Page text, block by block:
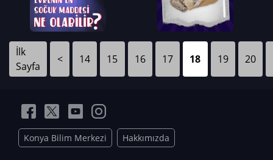
İlk
Sayfa
< 14 15 16 17 18 19 20
Konya Bilim Merkezi Hakkımızda